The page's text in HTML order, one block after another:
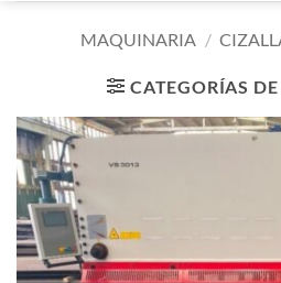
MAQUINARIA /
CATEGORÍAS